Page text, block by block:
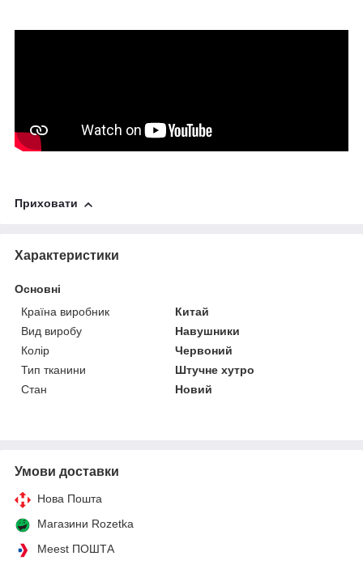
Приховати
Характеристики
Основні
Країна виробник
Китай
Вид виробу
Навушники
Колір
Червоний
Тип тканини
Штучне хутро
Стан
Новий
Умови доставки
Нова Пошта
Магазини Rozetka
Meest ПОШТА